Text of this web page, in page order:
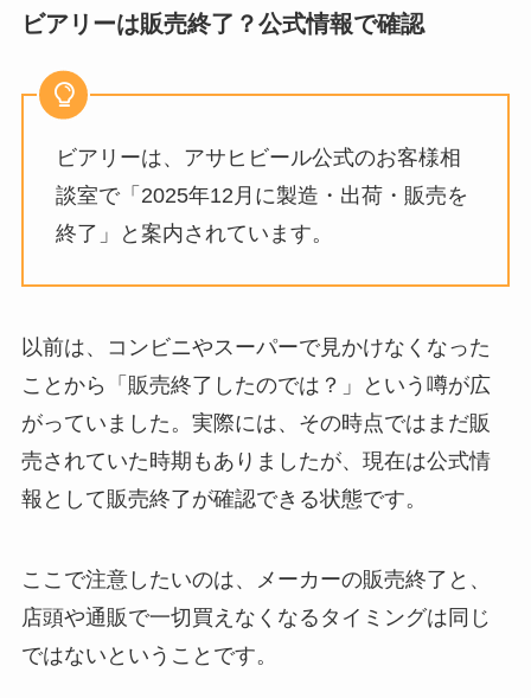
ビアリーは販売終了？公式情報で確認
ビアリーは、アサヒビール公式のお客様相
談室で「2025年12月に製造・出荷・販売を
終了」と案内されています。
以前は、コンビニやスーパーで見かけなくなった
ことから「販売終了したのでは？」という噂が広
がっていました。実際には、その時点ではまだ販
売されていた時期もありましたが、現在は公式情
報として販売終了が確認できる状態です。
ここで注意したいのは、メーカーの販売終了と、
店頭や通販で一切買えなくなるタイミングは同じ
ではないということです。